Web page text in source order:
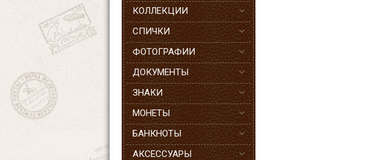
КОЛЛЕКЦИИ
СПИЧКИ
ФОТОГРАФИИ
ДОКУМЕНТЫ
ЗНАКИ
МОНЕТЫ
БАНКНОТЫ
АКСЕССУАРЫ